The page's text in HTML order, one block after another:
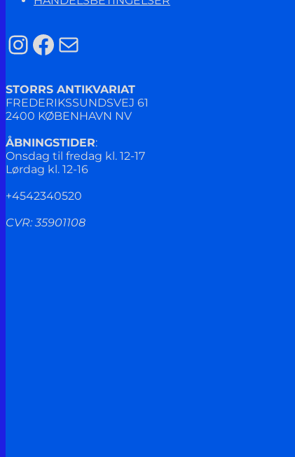
Instagram
Facebook
Mail
STORRS ANTIKVARIAT
FREDERIKSSUNDSVEJ 61
2400 KØBENHAVN NV
ÅBNINGSTIDER:
Onsdag til fredag kl. 12-17
Lørdag kl. 12-16
+4542340520
CVR: 35901108